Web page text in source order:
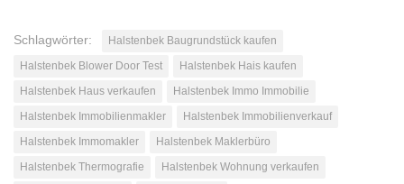
Schlagwörter:
Halstenbek Baugrundstück kaufen
Halstenbek Blower Door Test
Halstenbek Hais kaufen
Halstenbek Haus verkaufen
Halstenbek Immo Immobilie
Halstenbek Immobilienmakler
Halstenbek Immobilienverkauf
Halstenbek Immomakler
Halstenbek Maklerbüro
Halstenbek Thermografie
Halstenbek Wohnung verkaufen